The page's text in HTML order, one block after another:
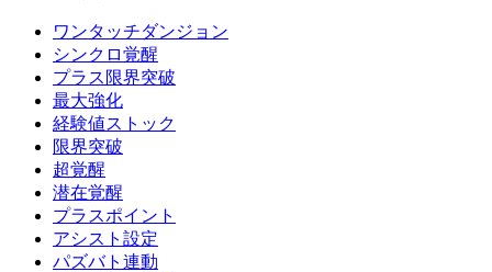
ワンタッチダンジョン
シンクロ覚醒
プラス限界突破
最大強化
経験値ストック
限界突破
超覚醒
潜在覚醒
プラスポイント
アシスト設定
パズバト連動